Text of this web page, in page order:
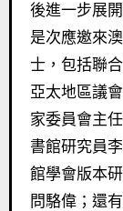
後進一步展
是次應邀來
士，包括聯
亞太地區議
家委員會主
書館研究員
館學會版本
問駱偉；還